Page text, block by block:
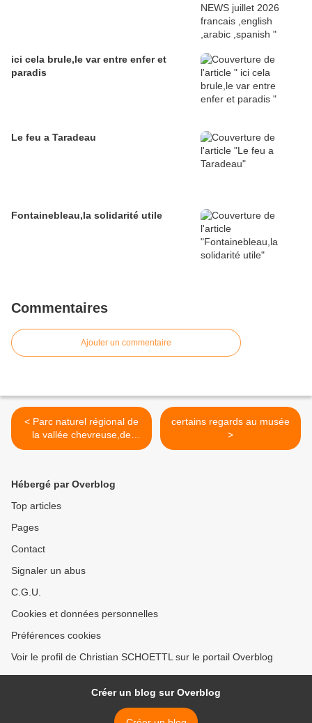
ici cela brule,le var entre enfer et
paradis
Le feu a Taradeau
Fontainebleau,la solidarité utile
Commentaires
Ajouter un commentaire
< Parc naturel régional de
la vallée chevreuse,de
bonnes nouvelles
certains regards au musée
>
Hébergé par Overblog
Top articles
Pages
Contact
Signaler un abus
C.G.U.
Cookies et données personnelles
Préférences cookies
Voir le profil de Christian SCHOETTL sur le portail Overblog
Créer un blog sur Overblog